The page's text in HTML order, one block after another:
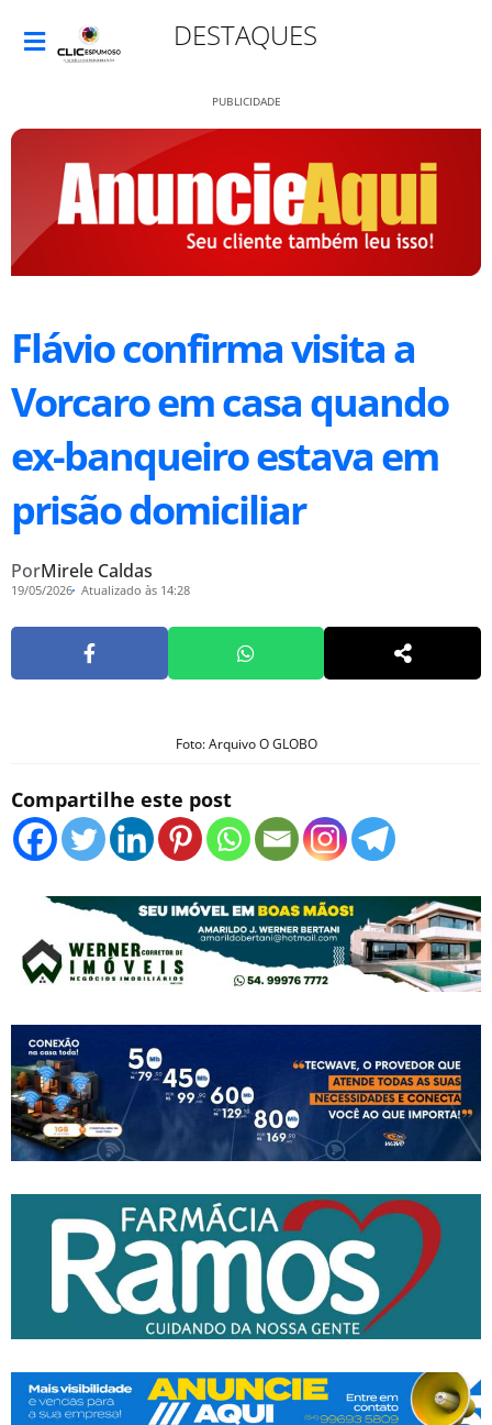
DESTAQUES
PUBLICIDADE
Flávio confirma visita a
Vorcaro em casa quando
ex-banqueiro estava em
prisão domiciliar
PorMirele Caldas
19/05/2026 Atualizado às 14:28
Foto: Arquivo O GLOBO
Compartilhe este post